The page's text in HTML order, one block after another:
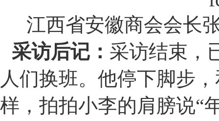
江西省安徽商会会长
采访后记： 采访结束，
人们换班。他停下脚步
样，拍拍小李的肩膀说“